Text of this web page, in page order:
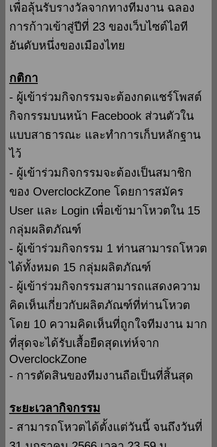
เพื่อลุ้นรับรางวัลจากทางทีมงาน ฉลอง
การก้าวเข้าสู่ปีที่ 23 ของเว็บไซต์ไอที
อันดับหนึ่งของเมืองไทย
กติกา
- ผู้เข้าร่วมกิจกรรมจะต้องกดแชร์โพสต์
กิจกรรมบนหน้า Facebook ส่วนตัวใน
แบบสาธารณะ และทำการเก็บหลักฐาน
ไว้
- ผู้เข้าร่วมกิจกรรมจะต้องเป็นสมาชิก
ของ OverclockZone โดยการสมัคร
User และ Login เพื่อเข้ามาโหวตใน 15
กลุ่มผลิตภัณฑ์
- ผู้เข้าร่วมกิจกรรม 1 ท่านสามารถโหวต
ได้ทั้งหมด 15 กลุ่มผลิตภัณฑ์
- ผู้เข้าร่วมกิจกรรมสามารถแสดงความ
คิดเห็นเกี่ยวกับผลิตภัณฑ์ที่ท่านโหวต
โดย 10 ความคิดเห็นที่ถูกใจทีมงาน มาก
ที่สุดจะได้รับเสื้อยืดสุดเท่ห์จาก
OverclockZone
- การตัดสินของทีมงานถือเป็นที่สิ้นสุด
ระยะเวลากิจกรรม
- สามารถโหวตได้ตั้งแต่วันนี้ จนถึงวันที่